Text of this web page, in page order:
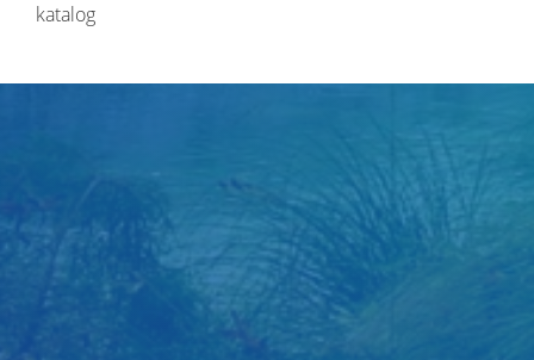
katalog
Pengarang
Subjek